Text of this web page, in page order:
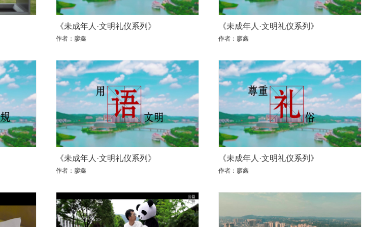
《未成年人·文明礼仪系列》
作者：廖鑫
《未成年人·文明礼仪系列》
作者：廖鑫
《未成年人·文明礼仪系列》
作者：廖鑫
《未成年人·文明礼仪系列》
作者：廖鑫